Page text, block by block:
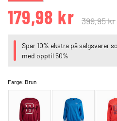
179,98 kr 399,95 kr
Spar 10% ekstra på salgsvarer
med opptil 50%
Farge: Brun